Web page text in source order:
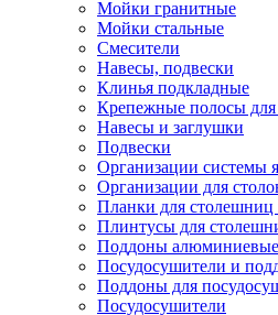
Мойки гранитные
Мойки стальные
Смесители
Навесы, подвески
Клинья подкладные
Крепежные полосы для
Навесы и заглушки
Подвески
Организации системы
Организации для
Планки для
Плинтусы для
Поддоны
Посудосушители и
Поддоны для
Посудосушители